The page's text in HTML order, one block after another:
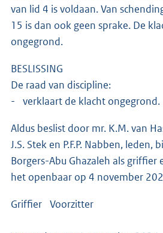
van lid 4 is voldaan. Van
15 is dan ook geen sprake. De
ongegrond.
BESLISSING
De raad van discipline:
- verklaart de klacht ongegrond.
Aldus beslist door mr. K.M. van
J.S. Stek en P.F.P. Nabben, leden,
Borgers-Abu Ghazaleh als griffier
het openbaar op 4 november
Griffier Voorzitter